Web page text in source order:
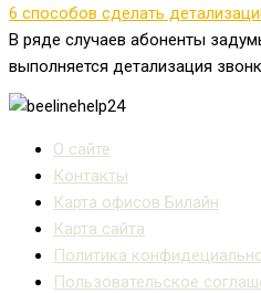
6 способов сделать
В ряде случаев абоненты
выполняется детализация
О сайте
Контакты
Карта офисов Билайн
Карта сайта
Политика
Пользовательское